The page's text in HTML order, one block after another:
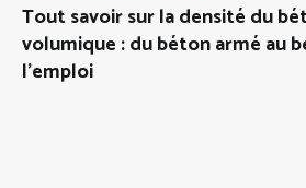
Tout savoir sur la densité du
volumique : du béton armé au
l’emploi